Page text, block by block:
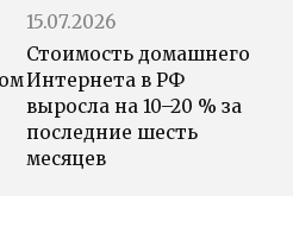
15.07.2026
Стоимость домашнего
Интернета в РФ
выросла на 10–20 % за
последние шесть
месяцев